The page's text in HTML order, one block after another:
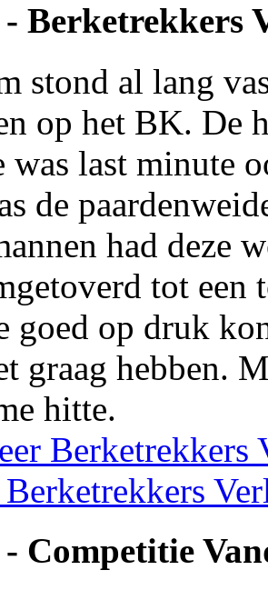
- Berketrekkers
stond al lang
op het BK. De
was last minute
de
had deze
tot
goed op druk
graag hebben.
hitte.
Berketrekkers
Berketrekkers
- Competitie